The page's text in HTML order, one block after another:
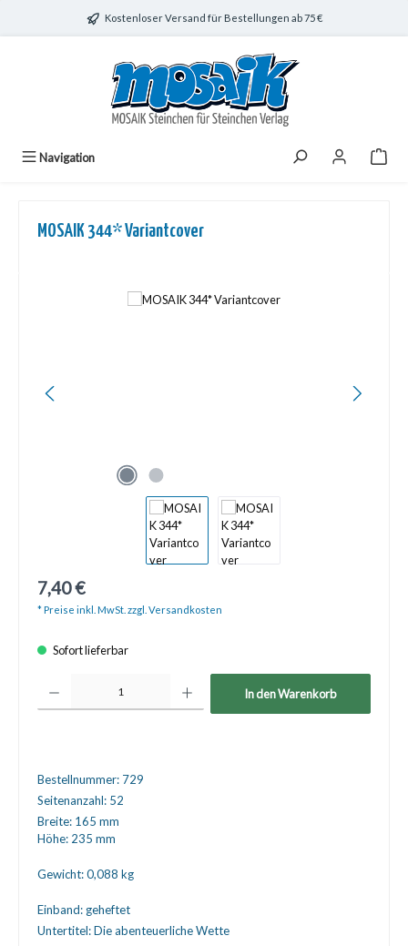
Zum Hauptinhalt springenKostenloser Versand für Bestellungen ab 75 €
Navigation
MOSAIK 344* Variantcover
Bildergalerie überspringen
7,40 €
* Preise inkl. MwSt. zzgl. Versandkosten
Sofort lieferbar
In den Warenkorb
Bestellnummer: 729
Seitenanzahl: 52
Breite: 165 mm
Höhe: 235 mm
Gewicht:0,088 kg
Einband: geheftet
Untertitel:Die abenteuerliche Wette